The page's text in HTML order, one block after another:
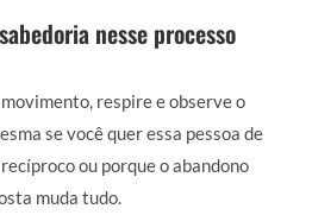
nesse processo
respire e observe o
se você quer essa pessoa de
ou porque o abandono
muda tudo.